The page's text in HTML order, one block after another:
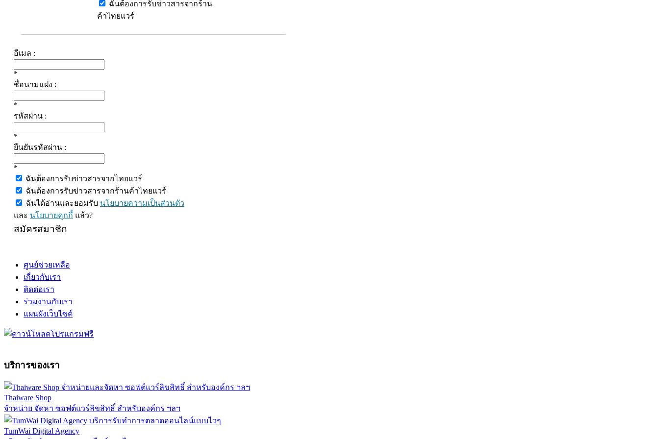
ฉันต้องการรับข่าวสารจากร้าน
ค้าไทยแวร์
อีเมล :
*
ชื่อนามแฝง :
*
รหัสผ่าน :
*
ยืนยันรหัสผ่าน :
*
ฉันต้องการรับข่าวสารจากไทยแวร์
ฉันต้องการรับข่าวสารจากร้านค้าไทยแวร์
ฉันได้อ่านและยอมรับ นโยบายความเป็นส่วนตัว
และ นโยบายคุกกี้ แล้ว?
สมัครสมาชิก
ศูนย์ช่วยเหลือ
เกี่ยวกับเรา
ติดต่อเรา
ร่วมงานกับเรา
แผนผังเว็บไซต์
บริการของเรา
Thaiware Shop
จำหน่าย จัดหา ซอฟต์แวร์ลิขสิทธิ์ สำหรับองค์กร ฯลฯ
TumWai Digital Agency